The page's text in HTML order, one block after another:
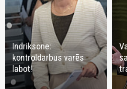
Indriksone:
kontroldarbus varēs
labot!